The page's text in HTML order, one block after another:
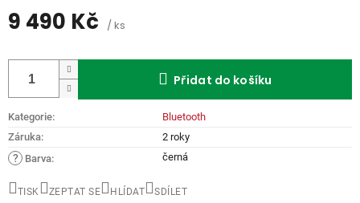
9 490 Kč / ks
cena:
Kategorie:
Bluetooth
Záruka: 2 roky
? Barva: černá
Přidat do košíku
TISK ZEPTAT SE HLÍDAT SDÍLET